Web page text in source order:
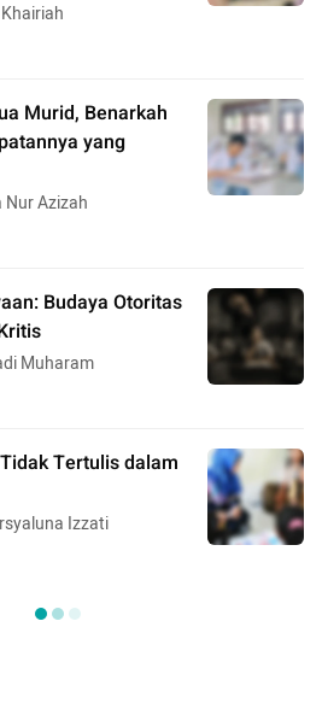
Murid, Benarkah
yang
Nur Azizah
Budaya Otoritas
Muharam
Tertulis dalam
Izzati